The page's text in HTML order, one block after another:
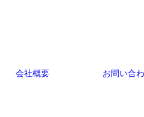
会社概要 お問い合